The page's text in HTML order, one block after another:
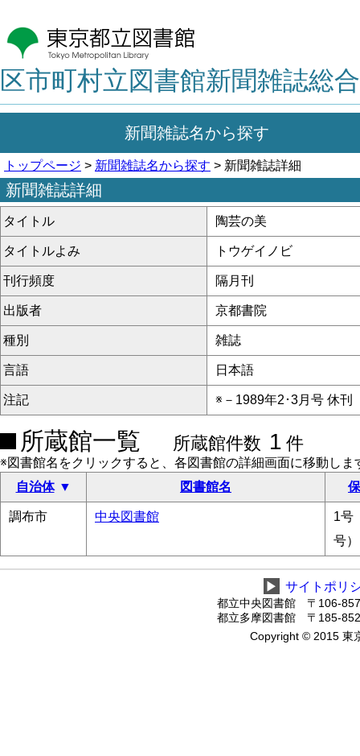
区市町村立図書館新聞雑誌総
新聞雑誌名から探す
トップページ > 新聞雑誌名から探す > 新聞雑誌詳細
新聞雑誌詳細
タイトル 陶芸の美
タイトルよみ トウゲイノビ
刊行頻度 隔月刊
出版者 京都書院
種別 雑誌
言語 日本語
注記 ※－1989年2･3月号 休刊
所蔵館一覧 所蔵館件数 1 件
※図書館名をクリックすると、各図書館の詳細画面に移動しま
自治体
図書館名
調布市 中央図書館
1号
号）
▶ サイトポリ
都立中央図書館 〒106-
都立多摩図書館 〒185-
Copyright © 2015 東